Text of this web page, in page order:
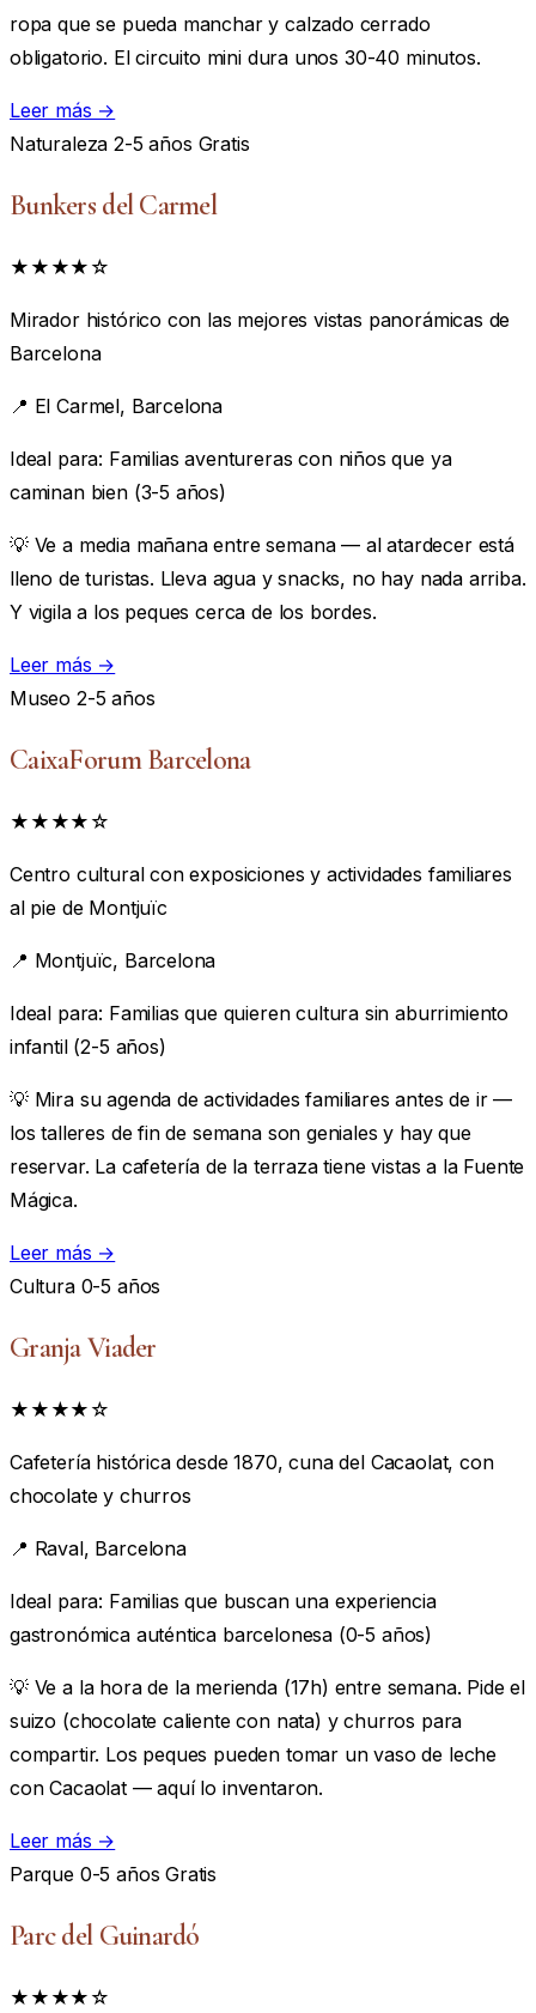
ropa que se pueda manchar y calzado cerrado
obligatorio. El circuito mini dura unos 30-40 minutos.
Leer más →
Naturaleza2-5 años Gratis
Bunkers del Carmel
★★★★☆
Mirador histórico con las mejores vistas panorámicas de
Barcelona
📍 El Carmel, Barcelona
Ideal para: Familias aventureras con niños que ya
caminan bien (3-5 años)
💡 Ve a media mañana entre semana — al atardecer está
lleno de turistas. Lleva agua y snacks, no hay nada arriba.
Y vigila a los peques cerca de los bordes.
Leer más →
Museo 2-5 años
CaixaForum Barcelona
★★★★☆
Centro cultural con exposiciones y actividades familiares
al pie de Montjuïc
📍 Montjuïc, Barcelona
Ideal para: Familias que quieren cultura sin aburrimiento
infantil (2-5 años)
💡 Mira su agenda de actividades familiares antes de ir —
los talleres de fin de semana son geniales y hay que
reservar. La cafetería de la terraza tiene vistas a la Fuente
Mágica.
Leer más →
Cultura 0-5 años
Granja Viader
★★★★☆
Cafetería histórica desde 1870, cuna del Cacaolat, con
chocolate y churros
📍 Raval, Barcelona
Ideal para: Familias que buscan una experiencia
gastronómica auténtica barcelonesa (0-5 años)
💡 Ve a la hora de la merienda (17h) entre semana. Pide el
suizo (chocolate caliente con nata) y churros para
compartir. Los peques pueden tomar un vaso de leche
con Cacaolat — aquí lo inventaron.
Leer más →
Parque 0-5 añosGratis
Parc del Guinardó
★★★★☆